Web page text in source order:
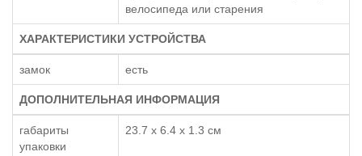
велосипеда или старения
ХАРАКТЕРИСТИКИ УСТРОЙСТВА
замок есть
ДОПОЛНИТЕЛЬНАЯ ИНФОРМАЦИЯ
габариты
упаковки
23.7 x 6.4 x 1.3 см